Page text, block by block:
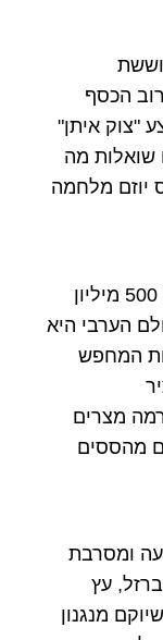
הכסף
"צוק איתן"
שואלות מה
מלחמה
מצרים הודיעה על תרומת סכום של 500 מיליון
הערבי היא
המחפש
מצרים
מהססים
ומסרבת
עץ
מנגנון